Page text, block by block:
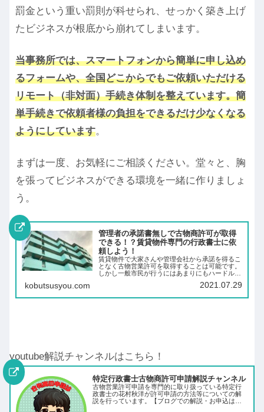
罰金という重い罰則が科せられ、せっかく築き上げ
たビジネスが根底から崩れてしまいます。
当事務所では、スマートフォンから簡単に申し込め
るフォームや、全国どこからでもご依頼いただける
リモート（非対面）手続き体制を整えています。簡
単手続きで依頼者様の負担をできるだけ少なくなる
ようにしています。
まずは一度、お気軽にご相談ください。堂々と、胸
を張ってビジネスができる環境を一緒に作りましょ
う。
管理者の承諾書無しで古物商許可が取得
できる！？賃貸物件専門の行政書士に依
頼しよう！
賃貸物件で大家さんや管理会社から承諾を得るこ
となく古物営業許可を取得することは可能です。
しかし一般市民が行うにはあまりにもハードルが
とを専門としている行政書士に依頼することが最
kobutsusyou.com 2021.07.29
youtube解説チャンネルはこちら！
特定行政書士古物商許可申請解説チャンネル
古物営業許可申請を専門的に取り扱っている特定行
政書士の花村秋洋が許可申請の方法等についての解
説を行っています。【ブログでの解説・お申込はこ